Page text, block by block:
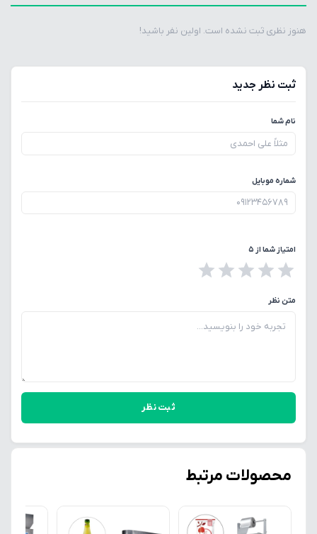
هنوز نظری ثبت نشده است. اولین نفر باشید!
ثبت نظر جدید
نام شما
شماره موبایل
امتیاز شما از ۵
متن نظر
ثبت نظر
محصولات مرتبط